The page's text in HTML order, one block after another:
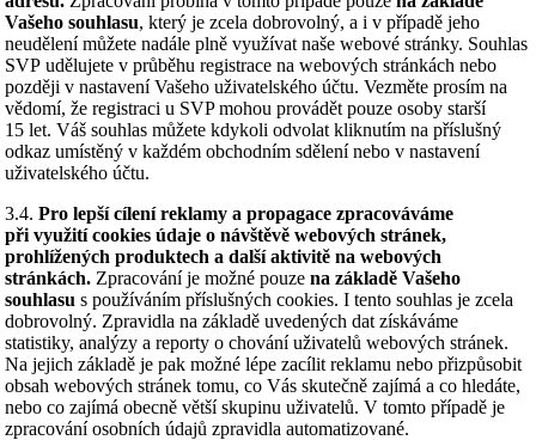
Vašeho souhlasu, který je zcela dobrovolný, a i v případě jeho
neudělení můžete nadále plně využívat naše webové stránky. Souhlas
SVP udělujete v průběhu registrace na webových stránkách nebo
později v nastavení Vašeho uživatelského účtu. Vezměte prosím na
vědomí, že registraci u SVP mohou provádět pouze osoby starší
15 let. Váš souhlas můžete kdykoli odvolat kliknutím na příslušný
odkaz umístěný v každém obchodním sdělení nebo v nastavení
uživatelského účtu.
3.4. Pro lepší cílení reklamy a propagace zpracováváme
při využití cookies údaje o návštěvě webových stránek,
prohlížených produktech a další aktivitě na webových
stránkách.Zpracování je možné pouze na základě Vašeho
souhlasu s používáním příslušných cookies. I tento souhlas je zcela
dobrovolný. Zpravidla na základě uvedených dat získáváme
statistiky, analýzy a reporty o chování uživatelů webových stránek.
Na jejich základě je pak možné lépe zacílit reklamu nebo přizpůsobit
obsah webových stránek tomu, co Vás skutečně zajímá a co hledáte,
nebo co zajímá obecně větší skupinu uživatelů. V tomto případě je
zpracování osobních údajů zpravidla automatizované.